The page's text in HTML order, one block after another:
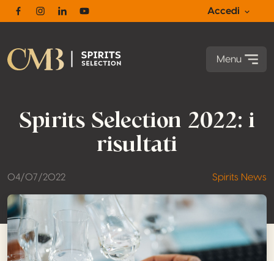
FacebookInstagram
LinkedinYoutube
Accedi
Menu
Spirits Selection 2022: i
risultati
04/07/2022 Spirits News